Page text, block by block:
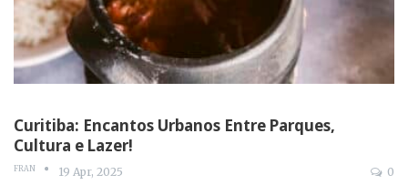
Curitiba: Encantos Urbanos Entre Parques,
Cultura e Lazer!
FRAN 19 Apr, 2025 0